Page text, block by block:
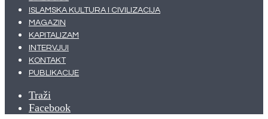
ISLAMSKA KULTURA I CIVILIZACIJA
MAGAZIN
KAPITALIZAM
INTERVJUI
KONTAKT
PUBLIKACIJE
Traži
Facebook